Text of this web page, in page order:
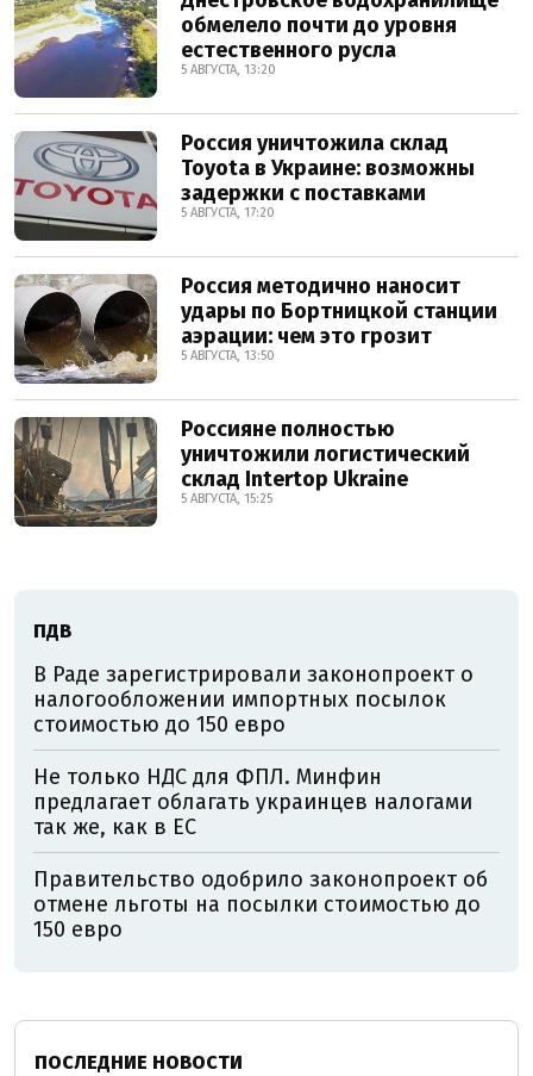
обмелело почти до уровня
естественного русла
5 АВГУСТА, 13:20
Россия уничтожила склад
Toyota в Украине: возможны
задержки с поставками
5 АВГУСТА, 17:20
Россия методично наносит
удары по Бортницкой станции
аэрации: чем это грозит
5 АВГУСТА, 13:50
Россияне полностью
уничтожили логистический
склад Intertop Ukraine
5 АВГУСТА, 15:25
ПДВ
В Раде зарегистрировали законопроект о
налогообложении импортных посылок
стоимостью до 150 евро
Не только НДС для ФПЛ. Минфин
предлагает облагать украинцев налогами
так же, как в ЕС
Правительство одобрило законопроект об
отмене льготы на посылки стоимостью до
150 евро
ПОСЛЕДНИЕ НОВОСТИ